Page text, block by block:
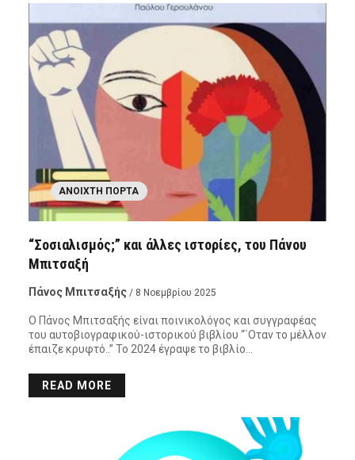
ΑΝΟΙΧΤΉ ΠΌΡΤΑ
“Σοσιαλισμός;” και άλλες ιστορίες, του Πάνου
Μπιτσαξή
Πάνος Μπιτσαξής / 8 Νοεμβρίου 2025
Ο Πάνος Μπιτσαξής είναι ποινικολόγος και συγγραφέας
του αυτοβιογραφικού-ιστορικού βιβλίου “΄Οταν το μέλλον
έπαιζε κρυφτό..” Το 2024 έγραψε το βιβλίο…
READ MORE